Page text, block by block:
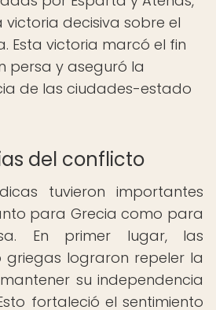
decisiva sobre el
Esta victoria marcó el fin
persa y aseguró la
de las ciudades-estado
del conflicto
tuvieron importantes
para Grecia como para
En primer lugar, las
lograron repeler la
su independencia
fortaleció el sentimiento